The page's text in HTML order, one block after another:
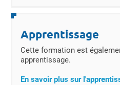
Apprentissage
Cette formation est
apprentissage.
En savoir plus sur